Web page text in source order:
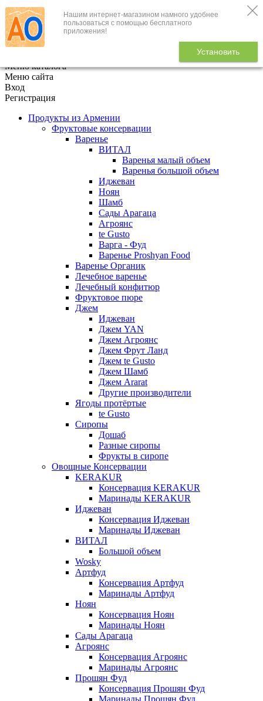
Нашим интернет-магазином намного удобнее
пользоваться с помощью бесплатного
приложения!
Установить
+7 (495) 646-888-1
В корзине
Меню каталога
Меню сайта
Вход
Регистрация
Продукты из Армении
Фруктовые консервации
Варенье
ВИТАЛ
Варенья малый объем
Варенья большой объем
Иджеван
Ноян
Шамб
Сады Арагаца
Агроянс
te Gusto
Варга - Фуд
Варенье Proshyan Food
Варенье Органик
Лечебное варенье
Лечебный конфитюр
Фруктовое пюре
Джем
Иджеван
Джем YAN
Джем Агроянс
Джем Фрут Ланд
Джем te Gusto
Джем Шамб
Джем Ararat
Другие производители
Ягоды протёртые
te Gusto
Сиропы
Дошаб
Разные сиропы
Фрукты в сиропе
Овощные Консервации
KERAKUR
Консервация KERAKUR
Маринады KERAKUR
Иджеван
Консервация Иджеван
Маринады Иджеван
ВИТАЛ
Большой объем
Wosky
Артфуд
Консервация Артфуд
Маринады Артфуд
Ноян
Консервация Ноян
Маринады Ноян
Сады Арагаца
Агроянс
Консервация Агроянс
Маринады Агроянс
Прошян Фуд
Консервация Прошян Фуд
Маринады Прошян Фуд